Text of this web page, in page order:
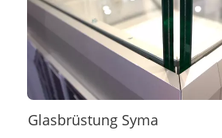
Glasbrüstung Syma